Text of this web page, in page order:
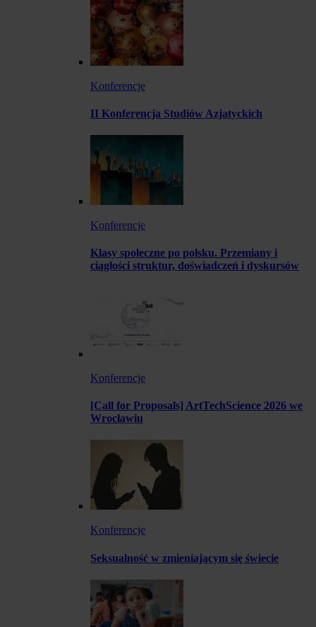
Konferencje
II Konferencja Studiów Azjatyckich
Konferencje
Klasy społeczne po polsku. Przemiany i
ciągłości struktur, doświadczeń i dyskursów
Konferencje
[Call for Proposals] ArtTechScience 2026 we
Wrocławiu
Konferencje
Seksualność w zmieniającym się świecie